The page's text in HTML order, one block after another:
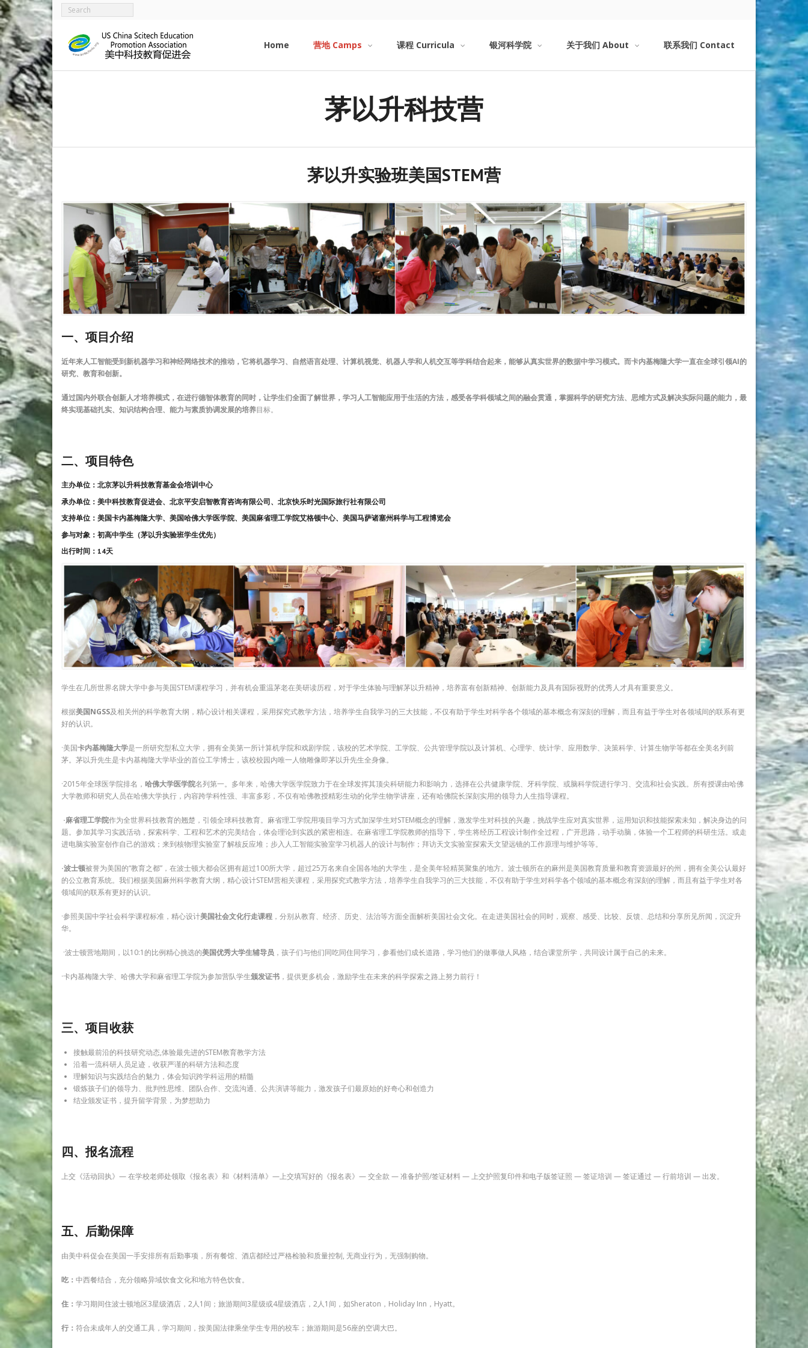
Home 营地 Camps 课程 Curricula 银河科学院 关于我们 About 联系我们 Contact
茅以升科技营
茅以升实验班美国STEM营
一、项目介绍
近年来人工智能受到新机器学习和神经网络技术的推动，它将机器学习、自然语言处理、计算机视觉、机器人学和人机交互等学科结合起来，能够从真实世界的数据中学习模式。而卡内基梅隆大学一直在全球引领AI的
研究、教育和创新。
通过国内外联合创新人才培养模式，在进行德智体教育的同时，让学生们全面了解世界，学习人工智能应用于生活的方法，感受各学科领域之间的融会贯通，掌握科学的研究方法、思维方式及解决实际问题的能力，最
终实现基础扎实、知识结构合理、能力与素质协调发展的培养目标。
二、项目特色
主办单位：北京茅以升科技教育基金会培训中心
承办单位：美中科技教育促进会、北京平安启智教育咨询有限公司、北京快乐时光国际旅行社有限公司
支持单位：美国卡内基梅隆大学、美国哈佛大学医学院、美国麻省理工学院艾格顿中心、美国马萨诸塞州科学与工程博览会
参与对象：初高中学生（茅以升实验班学生优先）
出行时间：14天
学生在几所世界名牌大学中参与美国STEM课程学习，并有机会重温茅老在美研读历程，对于学生体验与理解茅以升精神，培养富有创新精神、创新能力及具有国际视野的优秀人才具有重要意义。
根据美国NGSS及相关州的科学教育大纲，精心设计相关课程，采用探究式教学方法，培养学生自我学习的三大技能，不仅有助于学生对科学各个领域的基本概念有深刻的理解，而且有益于学生对各领域间的联系有更
好的认识。
·美国卡内基梅隆大学是一所研究型私立大学，拥有全美第一所计算机学院和戏剧学院，该校的艺术学院、工学院、公共管理学院以及计算机、心理学、统计学、应用数学、决策科学、计算生物学等都在全美名列前
茅。茅以升先生是卡内基梅隆大学毕业的首位工学博士，该校校园内唯一人物雕像即茅以升先生全身像。
·2015年全球医学院排名， 哈佛大学医学院名列第一。多年来，哈佛大学医学院致力于在全球发挥其顶尖科研能力和影响力，选择在公共健康学院、牙科学院、或脑科学院进行学习、交流和社会实践。所有授课由哈佛
大学教师和研究人员在哈佛大学执行，内容跨学科性强、丰富多彩，不仅有哈佛教授精彩生动的化学生物学讲座，还有哈佛院长深刻实用的领导力人生指导课程。
·麻省理工学院作为全世界科技教育的翘楚，引领全球科技教育。麻省理工学院用项目学习方式加深学生对STEM概念的理解，激发学生对科技的兴趣，挑战学生应对真实世界，运用知识和技能探索未知，解决身边的问
题。参加其学习实践活动，探索科学、工程和艺术的完美结合，体会理论到实践的紧密相连。在麻省理工学院教师的指导下，学生将经历工程设计制作全过程，广开思路，动手动脑，体验一个工程师的科研生活。或走
进电脑实验室创作自己的游戏；来到核物理实验室了解核反应堆；步入人工智能实验室学习机器人的设计与制作；拜访天文实验室探索天文望远镜的工作原理与维护等等。
·波士顿被誉为美国的“教育之都”，在波士顿大都会区拥有超过100所大学，超过25万名来自全国各地的大学生，是全美年轻精英聚集的地方。波士顿所在的麻州是美国教育质量和教育资源最好的州，拥有全美公认最好
的公立教育系统。我们根据美国麻州科学教育大纲，精心设计STEM营相关课程，采用探究式教学方法，培养学生自我学习的三大技能，不仅有助于学生对科学各个领域的基本概念有深刻的理解，而且有益于学生对各
领域间的联系有更好的认识。
·参照美国中学社会科学课程标准，精心设计美国社会文化行走课程 ，分别从教育、经济、历史、法治等方面全面解析美国社会文化。在走进美国社会的同时，观察、感受、比较、反馈、总结和分享所见所闻，沉淀升
华。
·波士顿营地期间，以10:1的比例精心挑选的美国优秀大学生辅导员 ，孩子们与他们同吃同住同学习，参看他们成长道路，学习他们的做事做人风格，结合课堂所学，共同设计属于自己的未来。
·卡内基梅隆大学、哈佛大学和麻省理工学院为参加营队学生颁发证书 ，提供更多机会，激励学生在未来的科学探索之路上努力前行！
三、项目收获
接触最前沿的科技研究动态,体验最先进的STEM教育教学方法
沿着一流科研人员足迹，收获严谨的科研方法和态度
理解知识与实践结合的魅力，体会知识跨学科运用的精髓
锻炼孩子们的领导力、批判性思维、团队合作、交流沟通、公共演讲等能力，激发孩子们最原始的好奇心和创造力
结业颁发证书，提升留学背景，为梦想助力
四、报名流程
上交《活动回执》— 在学校老师处领取《报名表》和《材料清单》—上交填写好的《报名表》— 交全款 — 准备护照/签证材料 — 上交护照复印件和电子版签证照 — 签证培训 — 签证通过 — 行前培训 — 出发。
五、后勤保障
由美中科促会在美国一手安排所有后勤事项，所有餐馆、酒店都经过严格检验和质量控制, 无商业行为，无强制购物。
吃： 中西餐结合，充分领略异域饮食文化和地方特色饮食。
住： 学习期间住波士顿地区3星级酒店，2人1间；旅游期间3星级或4星级酒店，2人1间，如Sheraton，Holiday Inn，Hyatt。
行： 符合未成年人的交通工具，学习期间，按美国法律乘坐学生专用的校车；旅游期间是56座的空调大巴。